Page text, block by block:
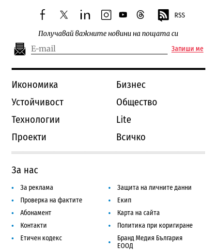
facebooktwitterlinkedininstagram
youtubethreads RSS
Получавай важните новини на пощата си
Запиши ме
Икономика
Бизнес
Устойчивост
Общество
Технологии
Lite
Проекти
Всичко
За нас
За реклама
Защита на личните данни
Проверка на фактите
Екип
Абонамент
Карта на сайта
Контакти
Политика при коригиране
Етичен кодекс
Бранд Медия България
ЕООД